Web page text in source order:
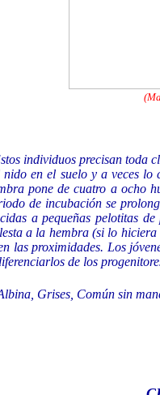
individuos precisan toda
nido en el suelo y a veces
pone de cuatro a ocho
de incubación se
a pequeñas pelotitas
a la hembra (si lo
las proximidades. Los
de los
Grises, Común sin